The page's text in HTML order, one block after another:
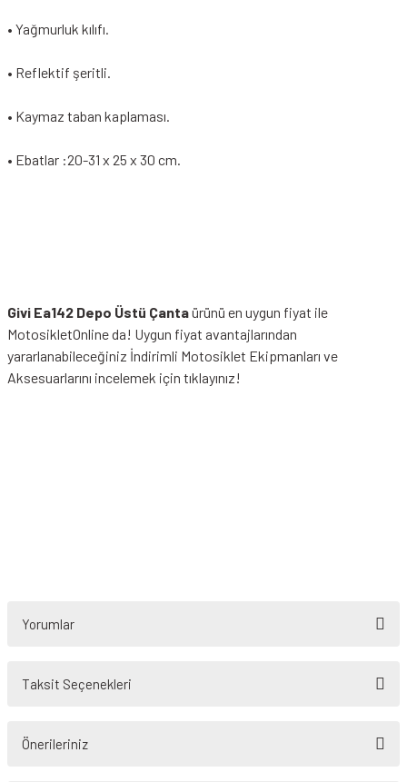
• Yağmurluk kılıfı.
• Reflektif şeritli.
• Kaymaz taban kaplaması.
• Ebatlar :20-31 x 25 x 30 cm.
Givi Ea142 Depo Üstü Çantaürünü en uygun fiyat ile
MotosikletOnline da! Uygun fiyat avantajlarından
yararlanabileceğiniz İndirimli Motosiklet Ekipmanları ve
Aksesuarlarını incelemek için tıklayınız!
Yorumlar
Taksit Seçenekleri
Önerileriniz